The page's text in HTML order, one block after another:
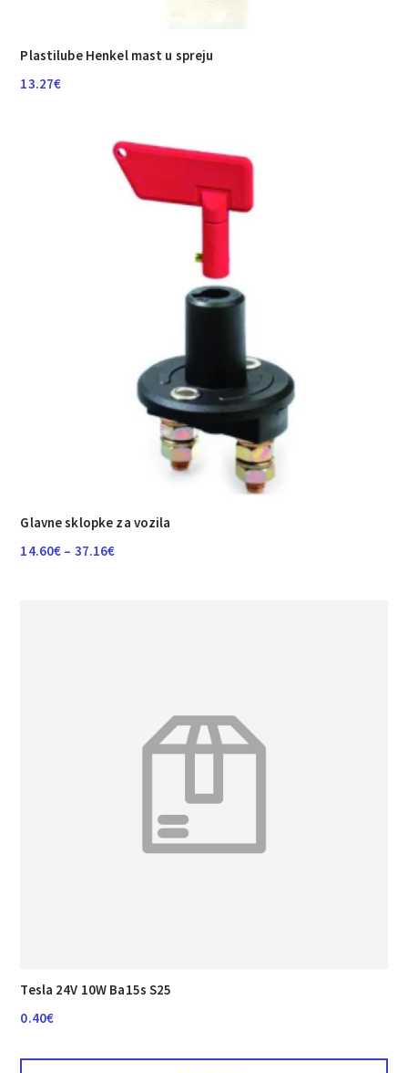
Plastilube Henkel mast u spreju
13.27€
Glavne sklopke za vozila
14.60€ – 37.16€Raspon
Tesla 24V 10W Ba15s S25
0.40€